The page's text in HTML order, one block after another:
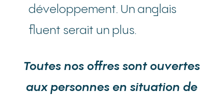
développement. Un anglais
fluent serait un plus.
Toutes nos offres sont ouvertes
aux personnes en situation de